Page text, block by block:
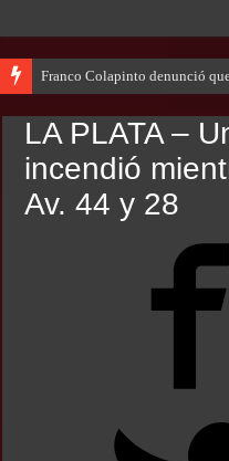
Franco Colapinto denunció
LA PLATA –
incendió
Av. 44 y 28